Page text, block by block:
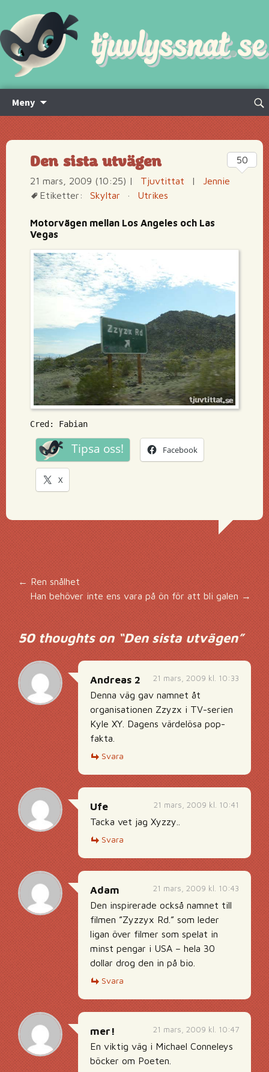
Meny
innehåll
Sök
Den sista utvägen
21 mars, 2009 (10:25) | Tjuvtittat |
Jennie
Etiketter:
Skyltar · Utrikes
Motorvägen mellan Los Angeles och Las
Vegas
Cred: Fabian
Tipsa oss! Facebook
X
50
Inläggsnavigering
←Ren snålhet
Han behöver inte ens vara på ön för att bli galen →
50 thoughts on “Den sista utvägen”
21 mars, 2009 kl. 10:33
Andreas 2
Denna väg gav namnet åt
organisationen Zzyzx i TV-serien
Kyle XY. Dagens värdelösa pop-
fakta.
Svara
21 mars, 2009 kl. 10:41
Ufe
Tacka vet jag Xyzzy..
Svara
21 mars, 2009 kl. 10:43
Adam
Den inspirerade också namnet till
filmen ”Zyzzyx Rd.” som leder
ligan över filmer som spelat in
minst pengar i USA – hela 30
dollar drog den in på bio.
Svara
21 mars, 2009 kl. 10:47
mer!
En viktig väg i Michael Conneleys
böcker om Poeten.